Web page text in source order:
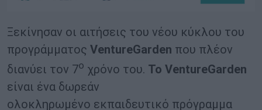
Ξεκίνησαν οι αιτήσεις του νέου κύκλου του
προγράμματος VentureGarden που πλέον
διανύει τον 7ο χρόνο του. Το VentureGarden
είναι ένα δωρεάν
ολοκληρωμένο εκπαιδευτικό πρόγραμμα